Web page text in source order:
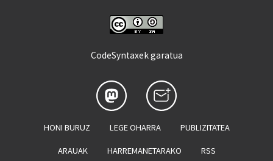
CodeSyntaxek garatua
HONI BURUZ LEGE OHARRA PUBLIZITATEA
ARAUAK HARREMANETARAKO RSS